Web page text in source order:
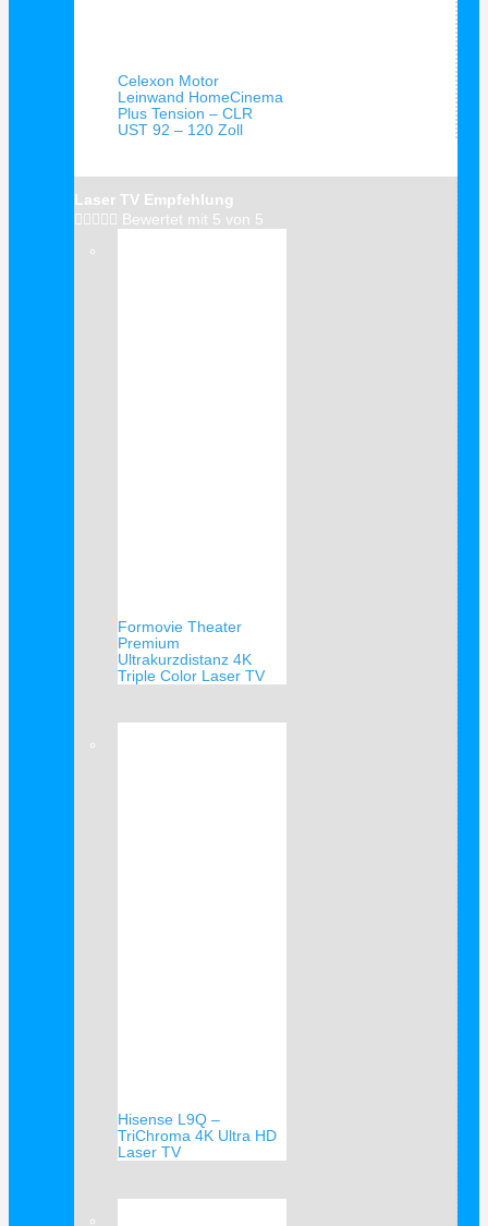
Celexon Motor
Leinwand HomeCinema
Plus Tension – CLR
UST 92 – 120 Zoll
Laser TV Empfehlung
     Bewertet mit 5 von 5
Formovie Theater
Premium
Ultrakurzdistanz 4K
Triple Color Laser TV
Hisense L9Q –
TriChroma 4K Ultra HD
Laser TV